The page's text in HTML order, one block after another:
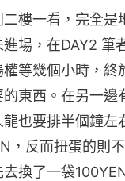
樓一看，完全是
場，在DAY2 筆
等幾個小時，終
東西。在另一邊
也要排半個鐘左
，反而扭蛋的則
換了一袋